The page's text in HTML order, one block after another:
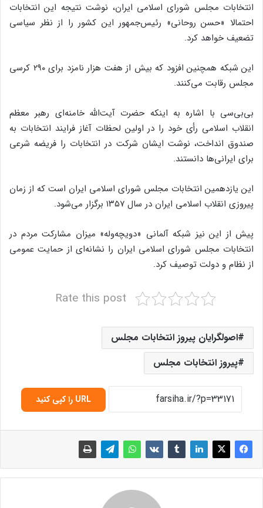
انتخابات مجلس شورای اسلامی ایران، نوشت نتیجه این انتخابات
احتمالا «حسن روحانی» رئیس‌جمهور این کشور را از نظر سیاسی
تضعیف خواهد کرد.
این شبکه همچنین افزود که بیش از هفت هزار نامزد برای ۲۹۰ کرسی
مجلس رقابت می‌کنند.
بی‌بی‌سی با اشاره به اینکه حضرت آیت‌الله خامنه‌ای رهبر معظم
انقلاب اسلامی رأی خود را در اولین لحظات آغاز فرایند انتخابات به
صندوق انداخت، نوشت ایشان شرکت در انتخابات را فریضه شرعی
برای ایرانی‌ها دانستند.
این یازدهمین انتخابات مجلس شورای اسلامی ایران است که از زمان
پیروزی انقلاب اسلامی ایران در سال ۱۳۵۷ برگزار می‌شود.
پیش از این نیز شبکه آلمانی «دویچه‌وله» میزان مشارکت مردم در
انتخابات مجلس شورای اسلامی ایران را نشانه‌ای از حمایت عمومی
از نظام و دولت توصیف کرد.
Rate this post
اصولگرایان پیروز انتخابات مجلس
پیروز انتخابات مجلس
URL را کپی کنید